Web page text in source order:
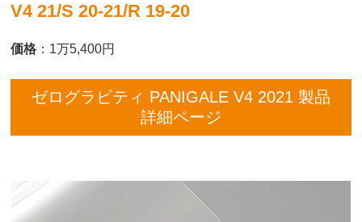
V4 21/S 20-21/R 19-20
価格 ：1万5,400円
ゼログラビティ PANIGALE V4 2021 製品
詳細ページ